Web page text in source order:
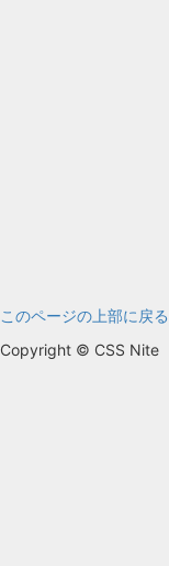
このページの上部に戻る
Copyright © CSS Nite